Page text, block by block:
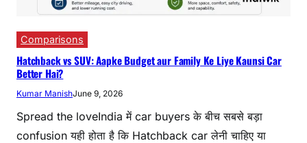
Comparisons
Hatchback vs SUV: Aapke Budget aur Family Ke Liye Kaunsi Car
Better Hai?
Kumar ManishJune 9, 2026
Spread the loveIndia में car buyers के बीच सबसे बड़ा
confusion यही होता है कि Hatchback car लेनी चाहिए या